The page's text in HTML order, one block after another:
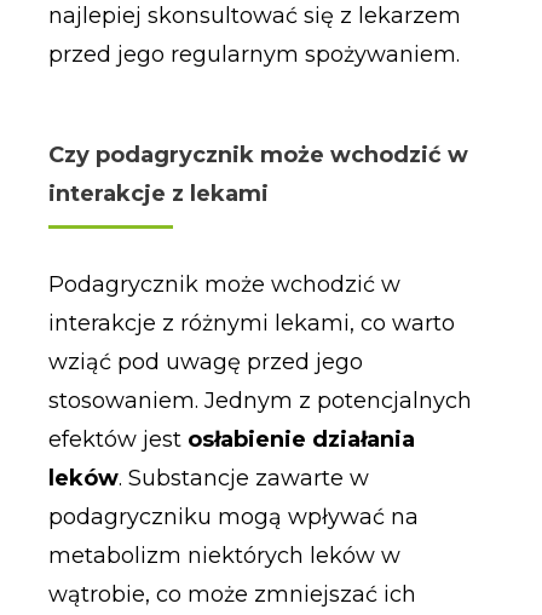
najlepiej skonsultować się z lekarzem
przed jego regularnym spożywaniem.
Czy podagrycznik może wchodzić w
interakcje z lekami
Podagrycznik może wchodzić w
interakcje z różnymi lekami, co warto
wziąć pod uwagę przed jego
stosowaniem. Jednym z potencjalnych
efektów jest osłabienie działania
leków. Substancje zawarte w
podagryczniku mogą wpływać na
metabolizm niektórych leków w
wątrobie, co może zmniejszać ich